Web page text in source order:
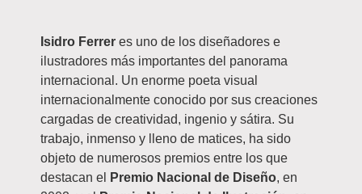
Isidro Ferrer es uno de los diseñadores e
ilustradores más importantes del panorama
internacional. Un enorme poeta visual
internacionalmente conocido por sus creaciones
cargadas de creatividad, ingenio y sátira. Su
trabajo, inmenso y lleno de matices, ha sido
objeto de numerosos premios entre los que
destacan el
Premio Nacional de Diseño, en